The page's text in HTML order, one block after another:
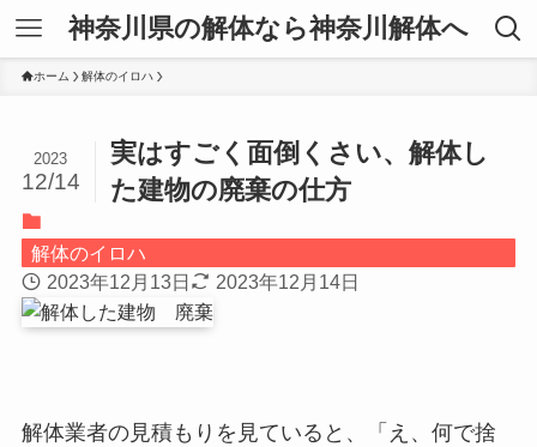
神奈川県の解体なら神奈川解体へ
ホーム 解体のイロハ
実はすごく面倒くさい、解体し
た建物の廃棄の仕方
2023
12/14
解体のイロハ
2023年12月13日
2023年12月14日
解体業者の見積もりを見ていると、「え、何で捨